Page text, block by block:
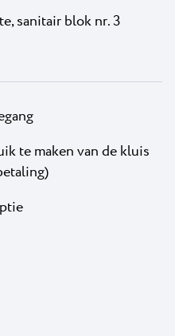
sanitair blok nr. 3
te maken van de kluis